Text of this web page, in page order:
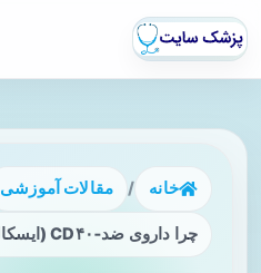
خانه / مقالات آموزشی
چرا داروی ضد‑CD۴۰ (ایسکالیماب) در مهار پاسخ‌های T سلولی ناکافی به‌نظر می‌رسد؟ بررسی یک مطالعه آزمایشگاهی و پیامدهای بالینی